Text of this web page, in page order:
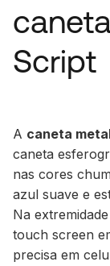
Script
A caneta
caneta
nas cores
azul suave e
Na
touch screen
precisa em